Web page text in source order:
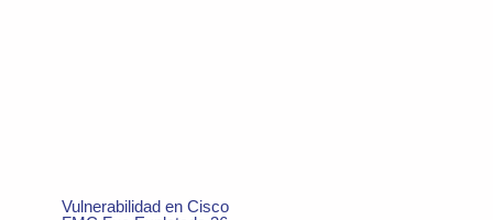
Vulnerabilidad en Cisco